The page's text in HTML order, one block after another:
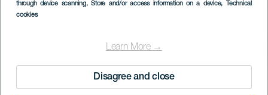
through device scanning, Store and/or access information on a device, Technical
cookies
Learn More →
Disagree and close